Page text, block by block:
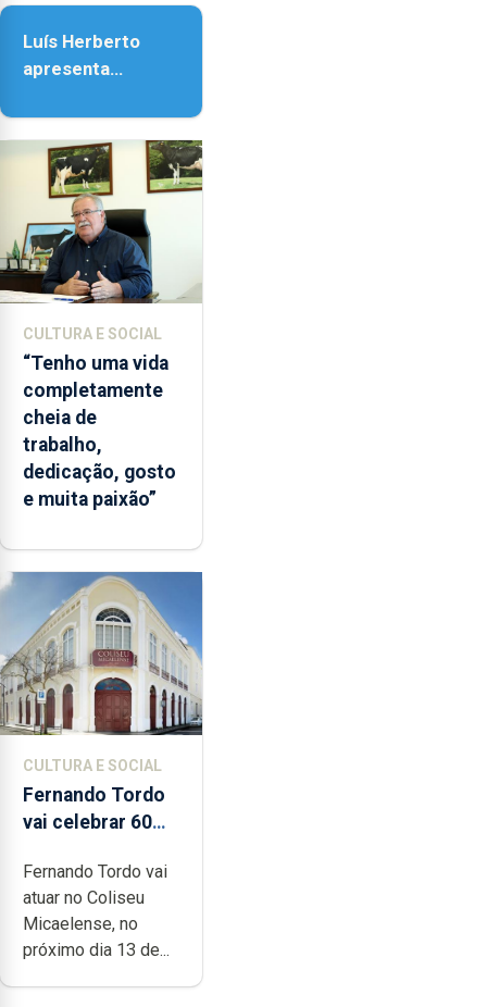
Luís Herberto
apresenta
Paisagem’
CULTURA E SOCIAL
“Tenho uma vida
completamente
cheia de
trabalho,
dedicação, gosto
e muita paixão”
CULTURA E SOCIAL
Fernando Tordo
vai celebrar 60
no Coliseu
Micaelense
Fernando Tordo vai
atuar no Coliseu
Micaelense, no
próximo dia 13 de...